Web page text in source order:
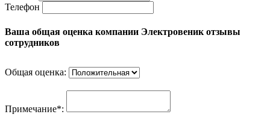
Телефон
Ваша общая оценка компании Электровеник отзывы
сотрудников
Общая оценка:
Примечание*: